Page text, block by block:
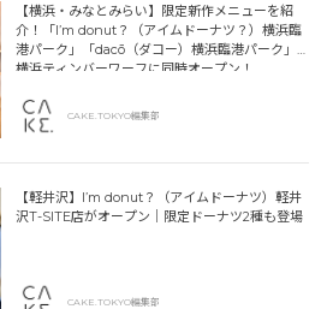
【横浜・みなとみらい】限定新作メニューを紹
介！「I’m donut？（アイムドーナツ？）横浜臨
港パーク」「dacō（ダコー）横浜臨港パーク」
横浜ティンバーワーフに同時オープン！
CAKE.TOKYO編集部
【軽井沢】I’m donut？（アイムドーナツ）軽井
沢T-SITE店がオープン｜限定ドーナツ2種も登場
CAKE.TOKYO編集部